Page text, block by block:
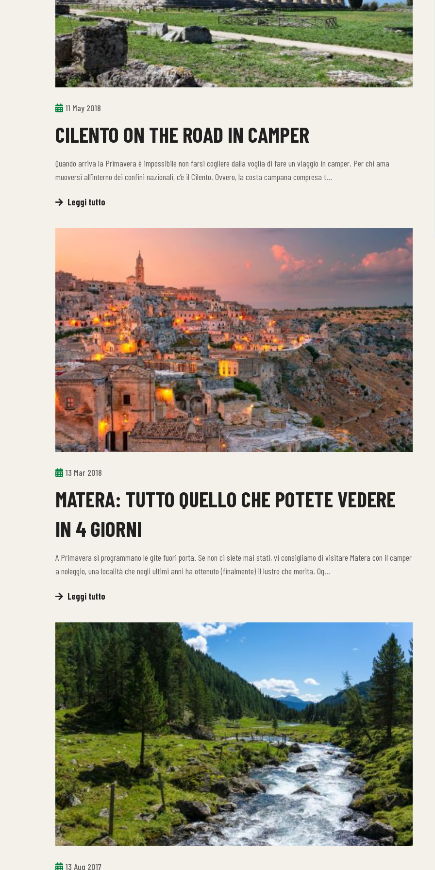
11 May 2018
CILENTO ON THE ROAD IN CAMPER
Quando arriva la Primavera è impossibile non farsi cogliere dalla voglia di fare un viaggio in camper. Per chi ama
muoversi all’interno dei confini nazionali, c’è il Cilento. Ovvero, la costa campana compresa t…
Leggi tutto
13 Mar 2018
MATERA: TUTTO QUELLO CHE POTETE VEDERE
IN 4 GIORNI
A Primavera si programmano le gite fuori porta. Se non ci siete mai stati, vi consigliamo di visitare Matera con il camper
a noleggio, una località che negli ultimi anni ha ottenuto (finalmente) il lustro che merita. Og…
Leggi tutto
13 Aug 2017